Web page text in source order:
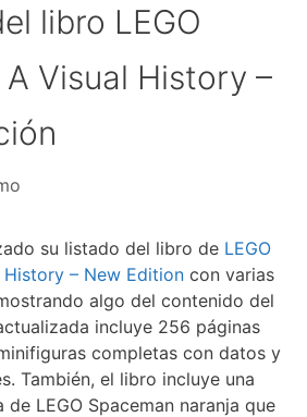
libro LEGO
Visual History –
su listado del libro de LEGO
– New Edition con varias
algo del contenido del
incluye 256 páginas
completas con datos y
También, el libro incluye una
LEGO Spaceman naranja que